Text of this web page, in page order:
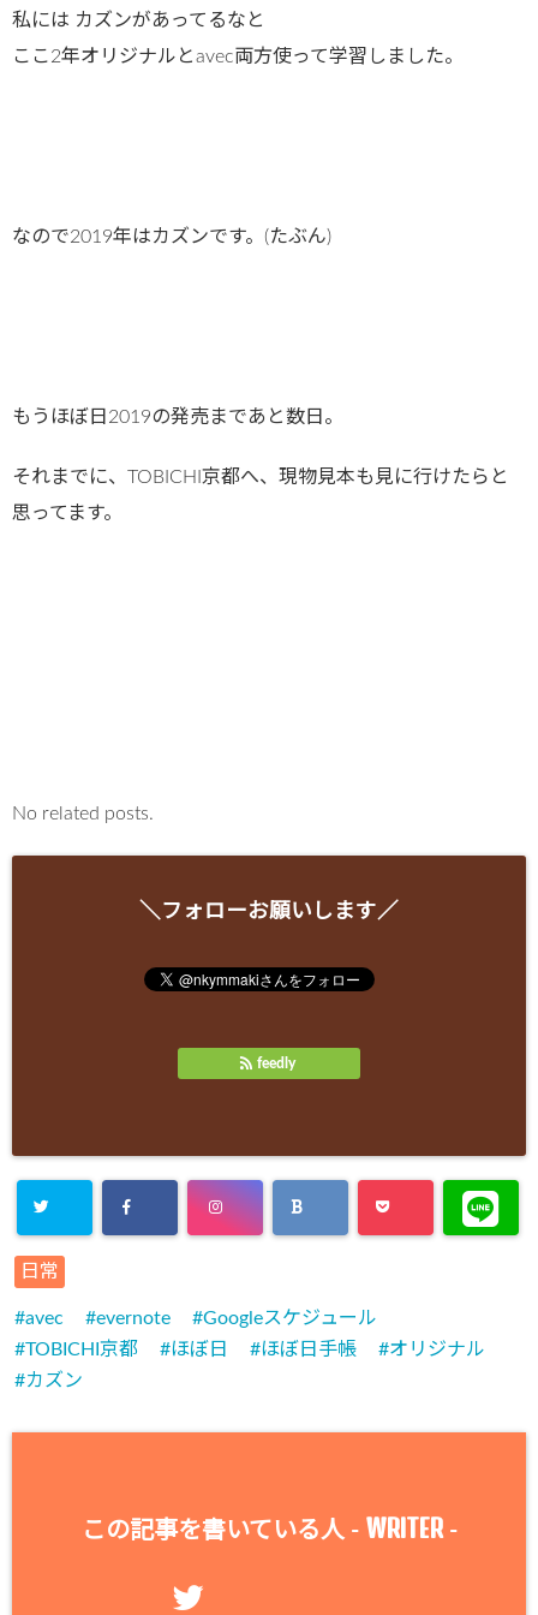
私には カズンがあってるなと
ここ2年オリジナルとavec両方使って学習しました。
なので2019年はカズンです。(たぶん)
もうほぼ日2019の発売まであと数日。
それまでに、TOBICHI京都へ、現物見本も見に行けたらと
思ってます。
No related posts.
＼フォローお願いします／
feedly
日常
avec evernote
Googleスケジュール
TOBICHI京都
ほぼ日 ほぼ日手帳
オリジナル
カズン
この記事を書いている人 - WRITER-